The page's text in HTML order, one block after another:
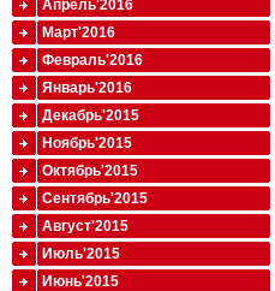
Апрель'2016
Март'2016
Февраль'2016
Январь'2016
Декабрь'2015
Ноябрь'2015
Октябрь'2015
Сентябрь'2015
Август'2015
Июль'2015
Июнь'2015